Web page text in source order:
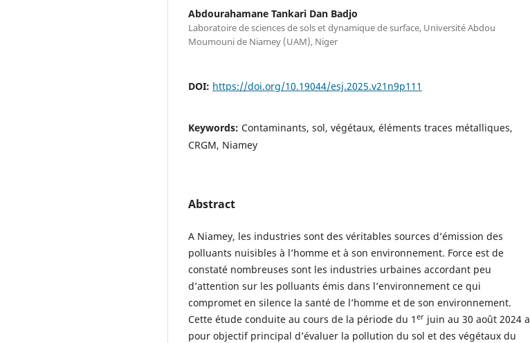
Abdourahamane Tankari Dan Badjo
Laboratoire de sciences de sols et dynamique de surface, Université Abdou
Moumouni de Niamey (UAM), Niger
DOI: https://doi.org/10.19044/esj.2025.v21n9p111
Keywords: Contaminants, sol, végétaux, éléments traces métalliques,
CRGM, Niamey
Abstract
A Niamey, les industries sont des véritables sources d’émission des
polluants nuisibles à l’homme et à son environnement. Force est de
constaté nombreuses sont les industries urbaines accordant peu
d’attention sur les polluants émis dans l’environnement ce qui
compromet en silence la santé de l’homme et de son environnement.
Cette étude conduite au cours de la période du 1 er juin au 30 août 2024 a
pour objectif principal d’évaluer la pollution du sol et des végétaux du